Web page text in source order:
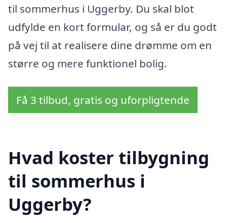
til sommerhus i Uggerby. Du skal blot
udfylde en kort formular, og så er du godt
på vej til at realisere dine drømme om en
større og mere funktionel bolig.
Få 3 tilbud, gratis og uforpligtende
Hvad koster tilbygning
til sommerhus i
Uggerby?